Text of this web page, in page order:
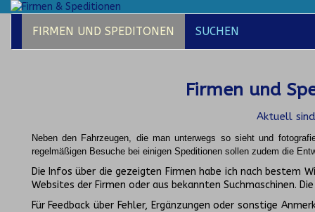
FIRMEN UND SPEDITONEN SUCHEN
Firmen und
Aktuell
Neben den Fahrzeugen, die man unterwegs so sieht und
regelmäßigen Besuche bei einigen Speditionen sollen zudem die
Die Infos über die gezeigten Firmen habe ich nach bestem
Websites der Firmen oder aus bekannten Suchmaschinen.
Für Feedback über Fehler, Ergänzungen oder sonstige